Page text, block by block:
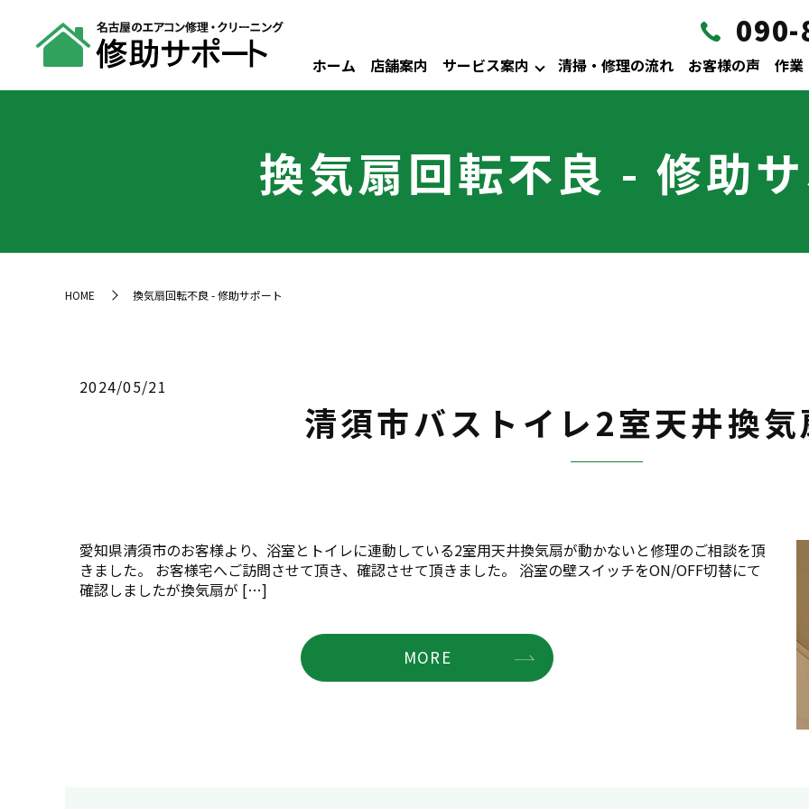
ホーム 店舗案内 サービス案内 清掃・修理の流れ お客様の声 作業
換気扇回転不良 - 修助
HOME 換気扇回転不良 - 修助サポート
2024/05/21
清須市バストイレ2室天井換
愛知県清須市のお客様より、浴室とトイレに連動している2室用天井換気扇が動かないと修理のご相談を頂
きました。 お客様宅へご訪問させて頂き、確認させて頂きました。 浴室の壁スイッチをON/OFF切替にて
確認しましたが換気扇が […]
MORE